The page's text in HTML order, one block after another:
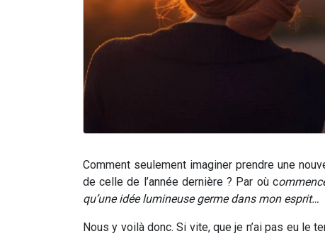
Comment seulement imaginer prendre une
de celle de l’année dernière ? Par où c
qu’une idée lumineuse germe dans mon esprit…
Nous y voilà donc. Si vite, que je n’ai pas eu le